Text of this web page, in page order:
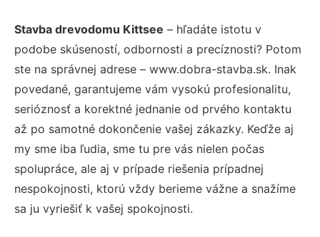
Stavba drevodomu Kittsee – hľadáte istotu v
podobe skúseností, odbornosti a precíznosti? Potom
ste na správnej adrese – www.dobra-stavba.sk. Inak
povedané, garantujeme vám vysokú profesionalitu,
serióznosť a korektné jednanie od prvého kontaktu
až po samotné dokončenie vašej zákazky. Keďže aj
my sme iba ľudia, sme tu pre vás nielen počas
spolupráce, ale aj v prípade riešenia prípadnej
nespokojnosti, ktorú vždy berieme vážne a snažíme
sa ju vyriešiť k vašej spokojnosti.